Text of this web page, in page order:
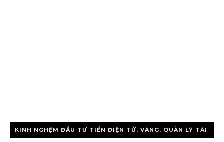
KINH NGHỆM ĐẦU TƯ TIỀN ĐIỆN TỬ, VÀNG, QUẢN LÝ TÀI